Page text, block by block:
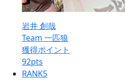
岩井 創哉
Team 一匹狼
獲得ポイント
92pts
RANK5